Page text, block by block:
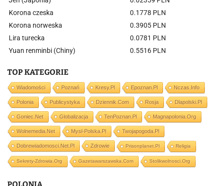
Korona czeska
0.1778 PLN
Korona norweska
0.3905 PLN
Lira turecka
0.0781 PLN
Yuan renminbi (Chiny)
0.5516 PLN
TOP KATEGORIE
Wiadomości Poznań Kresy.pl Epoznan.pl Nczas.info
Polonia Publicystyka Dziennik.com Rosja Dlapolski.pl
Goniec.net Globalizacja TenPoznan.pl Magnapolonia.org
Wolnemedia.net Mysl-Polska.pl Twojapogoda.pl
Dobrewiadomosci.net.pl Zdrowie Prisonplanet.pl Religia
Sekrety-Zdrowia.org Gazetawarszawska.com Stolikwolnosci.org